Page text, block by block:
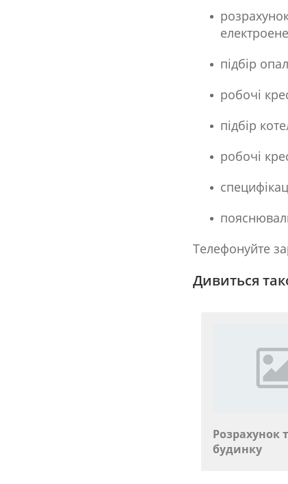
підбір
робочі
підбір
робочі
Телефонуйте
Дивиться
Розрахунок
будинку